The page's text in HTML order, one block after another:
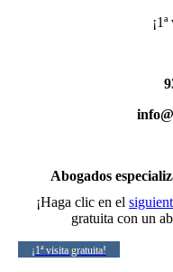
Abogados
¡Haga clic en el
gratuita con un
¡1ª visita gratuita!